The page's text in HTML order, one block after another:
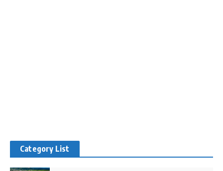
Category List